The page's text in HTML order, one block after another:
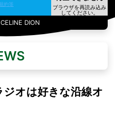
約等
DION
オは好きな沿線オ